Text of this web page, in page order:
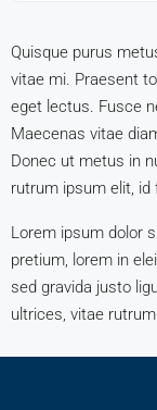
Quisque purus
vitae mi. Praesent
eget lectus. Fusce
Maecenas vitae
Donec ut metus in
rutrum ipsum elit, id
Lorem ipsum dolor
pretium, lorem in
sed gravida justo
ultrices, vitae